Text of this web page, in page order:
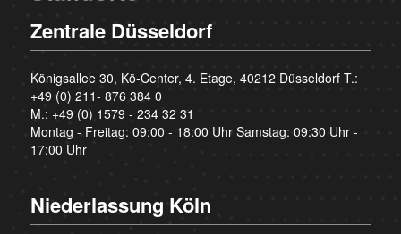
Zentrale Düsseldorf
Königsallee 30, Kö-Center, 4. Etage, 40212 Düsseldorf T.:
+49 (0) 211- 876 384 0
M.: +49 (0) 1579 - 234 32 31
Montag - Freitag: 09:00 - 18:00 Uhr Samstag: 09:30 Uhr -
17:00 Uhr
Niederlassung Köln